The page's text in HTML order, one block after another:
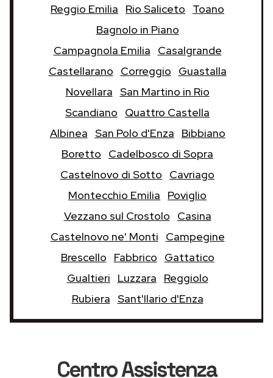
Reggio Emilia Rio Saliceto
Toano
Bagnolo in Piano
Campagnola Emilia
Casalgrande
Castellarano
Correggio
Guastalla
Novellara San Martino in Rio
Scandiano
Quattro Castella
Albinea San Polo d'Enza
Bibbiano
Boretto
Cadelbosco di Sopra
Castelnovo di Sotto
Cavriago
Montecchio Emilia
Poviglio
Vezzano sul Crostolo
Casina
Castelnovo ne' Monti
Campegine
Brescello
Fabbrico
Gattatico
Gualtieri
Luzzara
Reggiolo
Rubiera Sant'Ilario d'Enza
Centro Assistenza